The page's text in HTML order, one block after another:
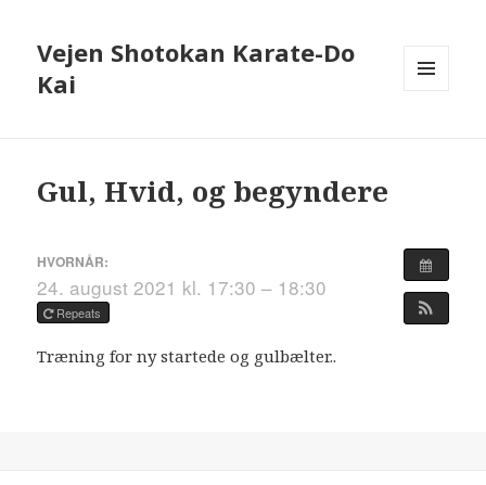
Vejen Shotokan Karate-Do
Kai
Gul, Hvid, og begyndere
HVORNÅR:
24. august 2021 kl. 17:30 – 18:30
Repeats
Træning for ny startede og gulbælter..